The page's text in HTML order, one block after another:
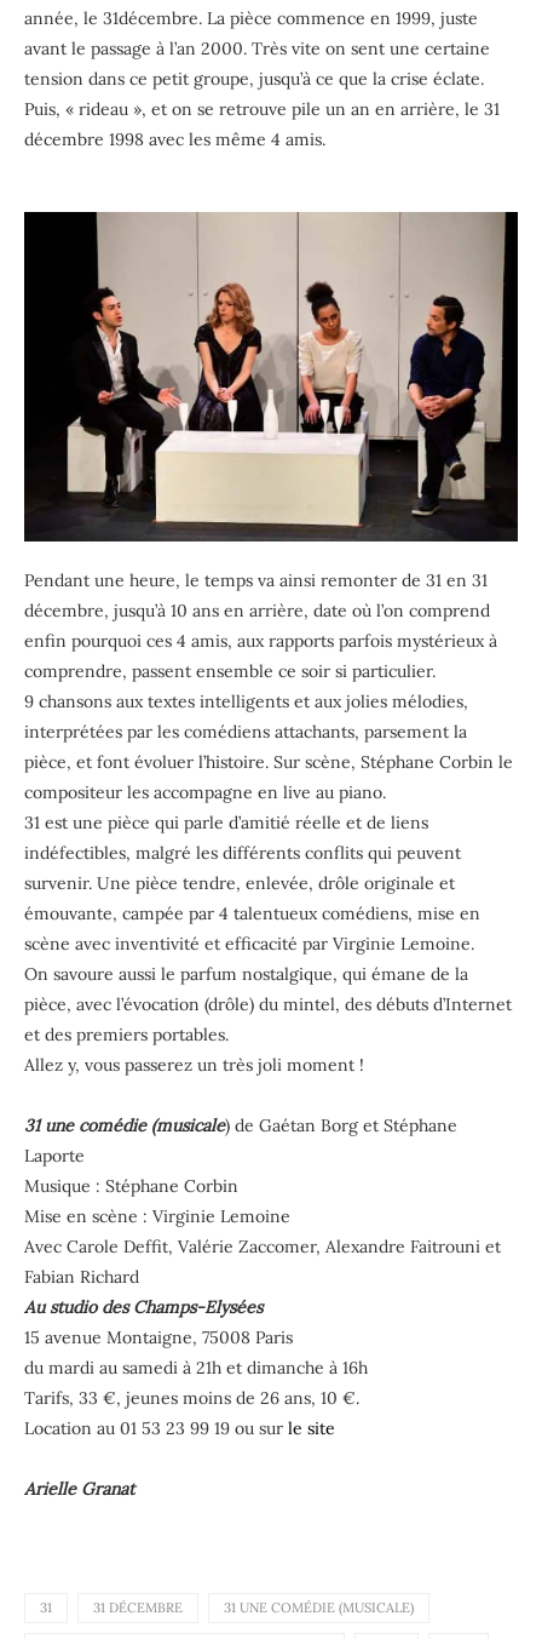
année, le 31décembre. La pièce commence en 1999, juste
avant le passage à l’an 2000. Très vite on sent une certaine
tension dans ce petit groupe, jusqu’à ce que la crise éclate.
Puis, « rideau », et on se retrouve pile un an en arrière, le 31
décembre 1998 avec les même 4 amis.
Pendant une heure, le temps va ainsi remonter de 31 en 31
décembre, jusqu’à 10 ans en arrière, date où l’on comprend
enfin pourquoi ces 4 amis, aux rapports parfois mystérieux à
comprendre, passent ensemble ce soir si particulier.
9 chansons aux textes intelligents et aux jolies mélodies,
interprétées par les comédiens attachants, parsement la
pièce, et font évoluer l’histoire. Sur scène, Stéphane Corbin le
compositeur les accompagne en live au piano.
31 est une pièce qui parle d’amitié réelle et de liens
indéfectibles, malgré les différents conflits qui peuvent
survenir. Une pièce tendre, enlevée, drôle originale et
émouvante, campée par 4 talentueux comédiens, mise en
scène avec inventivité et efficacité par Virginie Lemoine.
On savoure aussi le parfum nostalgique, qui émane de la
pièce, avec l’évocation (drôle) du mintel, des débuts d’Internet
et des premiers portables.
Allez y, vous passerez un très joli moment !
31 une comédie (musicale) de Gaétan Borg et Stéphane
Laporte
Musique : Stéphane Corbin
Mise en scène : Virginie Lemoine
Avec Carole Deffit, Valérie Zaccomer, Alexandre Faitrouni et
Fabian Richard
Au studio des Champs-Elysées
15 avenue Montaigne, 75008 Paris
du mardi au samedi à 21h et dimanche à 16h
Tarifs, 33 €, jeunes moins de 26 ans, 10 €.
Location au 01 53 23 99 19 ou sur le site
Arielle Granat
31 31 DÉCEMBRE 31 UNE COMÉDIE (MUSICALE)